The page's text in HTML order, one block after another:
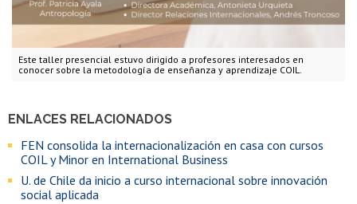
Este taller presencial estuvo dirigido a profesores interesados en
conocer sobre la metodología de enseñanza y aprendizaje COIL.
ENLACES RELACIONADOS
FEN consolida la internacionalización en casa con cursos
COIL y Minor en International Business
U. de Chile da inicio a curso internacional sobre innovación
social aplicada